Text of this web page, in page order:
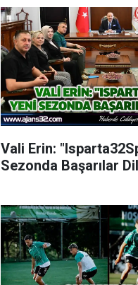
Vali Erin:
Sezonda Başarılar